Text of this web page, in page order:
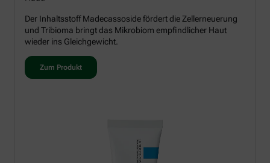
Der Inhaltsstoff Madecassoside fördert die Zellerneuerung
und Tribioma bringt das Mikrobiom empfindlicher Haut
wieder ins Gleichgewicht.
Zum Produkt